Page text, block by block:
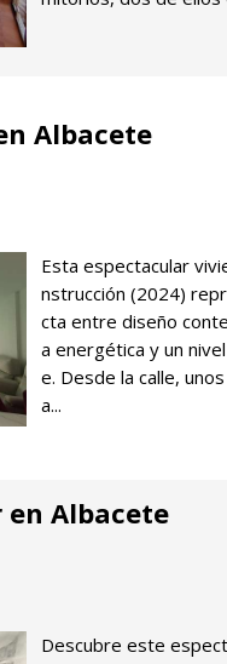
Albacete
Esta espectacular
nstrucción (2024)
cta entre diseño
a energética y un
e. Desde la calle,
a...
en Albacete
Descubre este